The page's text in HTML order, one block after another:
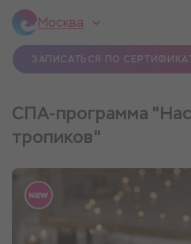
Москва
ЗАПИСАТЬСЯ ПО
СПА-программа
тропиков"